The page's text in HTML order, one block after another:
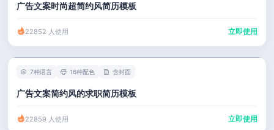
广告文案时尚超简约风简历模板
22852 人使用 立即使用
7种语言 16种配色 含封面
广告文案简约风的求职简历模板
22859 人使用 立即使用